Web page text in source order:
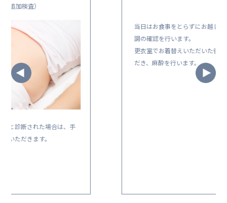
調の確認を行います。
更衣室でお着替えいただいた後、手術室にご移動いた